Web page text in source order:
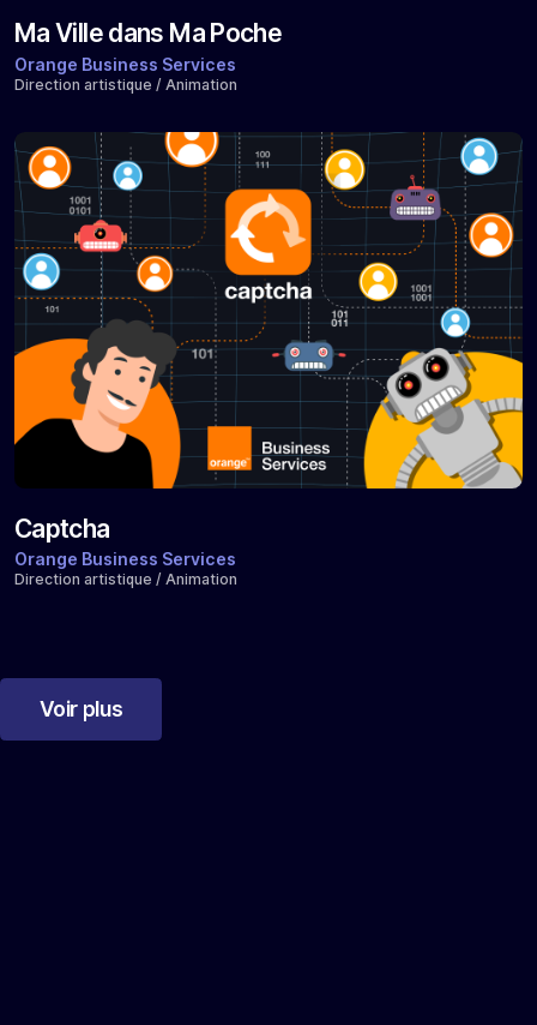
Ma Ville dans Ma Poche
Orange Business Services
Direction artistique / Animation
Captcha
Orange Business Services
Direction artistique / Animation
Voir plus